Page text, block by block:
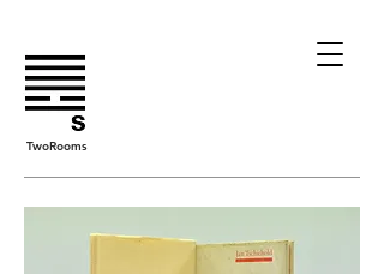
TwoRooms